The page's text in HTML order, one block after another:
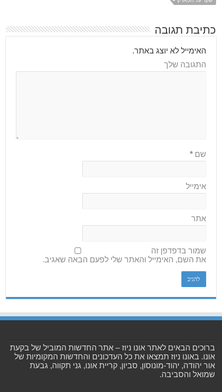
כתיבת תגובה
האימייל לא יוצג באתר.
התגובה שלך
שם*
אימייל
אתר
שמור בדפדפן זה
את השם, האימייל והאתר שלי לפעם הבאה שאגיב.
ברוכים הבאים לאתר אונו ניוז – אתר החדשות המוביל של בקעת
אונו. באונו ניוז תמצאו את כל העדכונים והחדשות המקומיות של
אור יהודה, יהוד-מונוסון, סביון, קריית אונו, גני תקווה, גבעת
שמואל והסביבה.